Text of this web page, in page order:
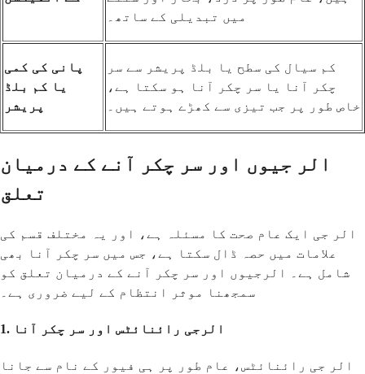
میں تبدیلی کے ساتھ۔
پانی کی کمی
یا کم بلڈ
پریشر
کم سیال کی سطح یا بلڈ پریشر سے سر
چکر آنا یا سر چکر آنا ہو سکتا ہے،
خاص طور پر جب تیزی سے کھڑے ہوتے ہیں۔
الر جیوں اور سر چکر آنے کے درمیان
تعلق
الر جی ایک عام صحت کا مسئلہ ہے، اور یہ مختلف قسم کی
علامات میں حصہ ڈال سکتا ہے، جس میں سر چکر آنا بھی
شامل ہے۔ الرجیوں اور سر چکر آنے کے درمیان تعلق کو
سمجھنا موثر انتظام کے لیے ضروری ہے۔
1. الرجی رائنائٹس اور سر چکر آنا
الر جی رائنائٹس، عام طور پر ہی فیور کے نام سے جانا